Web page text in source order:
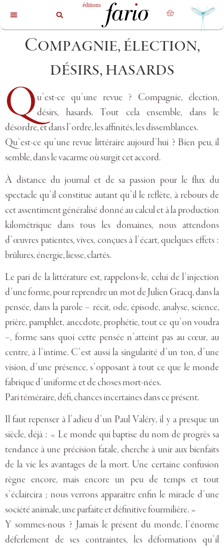
Compagnie, élection,
désirs, hasards
Qu’est-ce qu’une revue ? Compagnie, élection,
désirs, hasards. Tout cela ensemble, dans le
désordre, et dans l’ordre, les affinités, les dissemblances.
Qu’est-ce qu’une revue littéraire aujourd’hui ? Bien peu, il
semble, dans le vacarme où surgit cet accord.
À distance du journal et de sa passion pour le flux du
spectacle qu’il constitue autant qu’il le reflète, à rebours de
cet assentiment généralisé donné au calcul et à la production
kilométrique dans tous les domaines, nous attendons
d’œuvres patientes, vives, conçues à l’écart, quelques effets :
brûlures, énergie, liesse, clartés.
Le pari de la littérature est, rappelons-le, celui de l’injection
d’une forme, pour reprendre un mot de Julien Gracq, dans la
pensée, dans la parole – récit, ode, épisode, analyse, science,
prière, pamphlet, anecdote, prophétie, tout ce qu’on voudra
–, forme sans quoi cette pensée n’atteint pas au cœur, au
centre, à l’intime. C’est aussi la singularité d’un ton, d’une
vision, d’une présence, s’opposant à tout ce que le monde
fabrique d’uniforme et de choses mort-nées.
Pari téméraire, défi, chances incertaines dans ce présent.
Il faut repenser à l’adieu d’un Paul Valéry, il y a presque un
siècle, déjà : « Le monde qui baptise du nom de progrès sa
tendance à une précision fatale, cherche à unir aux bienfaits
de la vie les avantages de la mort. Une certaine confusion
règne encore, mais encore un peu de temps et tout
s’éclaircira ; nous verrons apparaître enfin le miracle d’une
société animale, une parfaite et définitive fourmilière. »
Y sommes-nous ? Jamais le présent du monde, l’énorme
déferlement de ses contraintes, les déformations qu’il